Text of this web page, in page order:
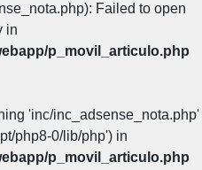
Failed to open
in
p_movil_articulo.php
'inc/inc_adsense_nota.php'
php8-0/lib/php') in
p_movil_articulo.php